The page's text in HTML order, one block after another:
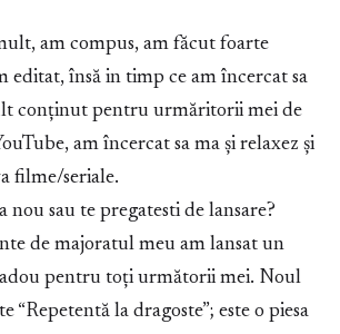
am compus, am făcut foarte
editat, însă in timp ce am încercat sa
conținut pentru urmăritorii mei de
am încercat sa ma și relaxez și
filme/seriale.
nou sau te pregatesti de lansare?
de majoratul meu am lansat un
pentru toți următorii mei. Noul
“Repetentă la dragoste”; este o piesa